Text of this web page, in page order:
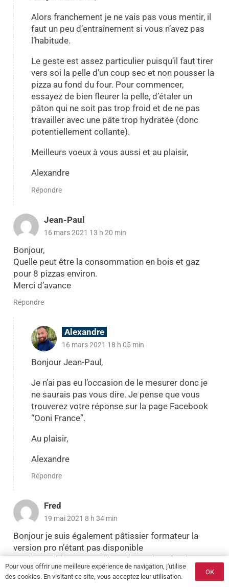
Alors franchement je ne vais pas vous mentir, il
faut un peu d’entraînement si vous n’avez pas
l’habitude.
Le geste est assez particulier puisqu’il faut tirer
vers soi la pelle d’un coup sec et non pousser la
pizza au fond du four. Pour commencer,
essayez de bien fleurer la pelle, d’étaler un
pâton qui ne soit pas trop froid et de ne pas
travailler avec une pâte trop hydratée (donc
potentiellement collante).
Meilleurs voeux à vous aussi et au plaisir,
Alexandre
Répondre
Jean-Paul
16 mars 2021 13 h 20 min
Bonjour,
Quelle peut être la consommation en bois et gaz
pour 8 pizzas environ.
Merci d’avance
Répondre
Alexandre
16 mars 2021 18 h 05 min
Bonjour Jean-Paul,
Je n’ai pas eu l’occasion de le mesurer donc je
ne saurais pas vous dire. Je pense que vous
trouverez votre réponse sur la page Facebook
“Ooni France”.
Au plaisir,
Alexandre
Répondre
Fred
19 mai 2021 8 h 34 min
Bonjour je suis également pâtissier formateur la
version pro n’étant pas disponible
Est il possible sur un grille en fonte de cuire des
grillades?
Peut on cuire une quiche en baissant la
Pour vous offrir une meilleure expérience de navigation, j'utilise
des cookies. En visitant ce site, vous acceptez leur utilisation.
OK